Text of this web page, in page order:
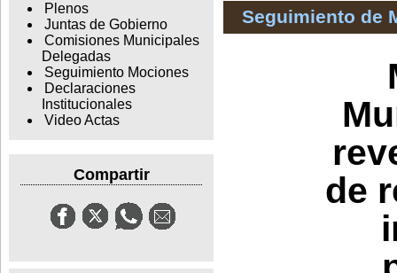
Plenos
Juntas de Gobierno
Comisiones Municipales
Delegadas
Seguimiento Mociones
Declaraciones
Institucionales
Video Actas
Compartir
Seguimiento de
de